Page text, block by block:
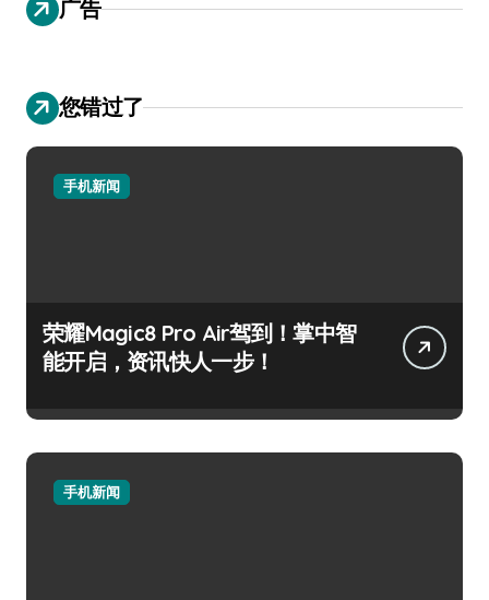
广告
您错过了
手机新闻
荣耀Magic8 Pro Air驾到！掌中智
能开启，资讯快人一步！
手机新闻